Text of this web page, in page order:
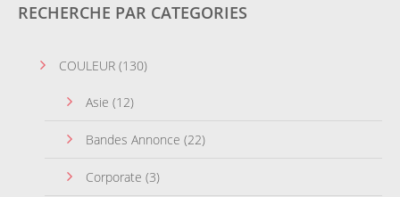
RECHERCHE PAR CATEGORIES
COULEUR (130)
Asie (12)
Bandes Annonce (22)
Corporate (3)